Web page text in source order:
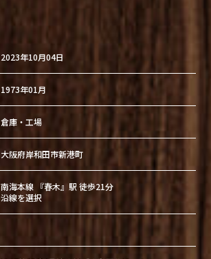
2023年10月04日
1973年01月
倉庫・工場
大阪府岸和田市新港町
南海本線 『春木』駅 徒歩21分
沿線を選択